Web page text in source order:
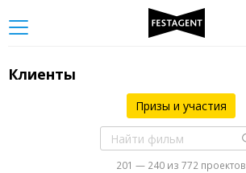
Клиенты
Призы и участия
201 — 240 из 772 проектов